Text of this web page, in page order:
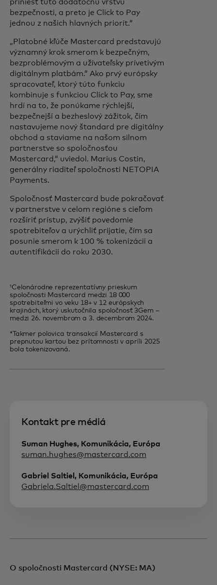
priniesť túto dodatočnú vrstvu
bezpečnosti, a preto je Click to Pay
jednou z našich hlavných priorít.“
„Platobné kľúče Mastercard predstavujú
významný krok smerom k bezpečným,
bezproblémovým a užívateľsky prívetivým
digitálnym platbám.“ Ako prvý európsky
spracovateľ, ktorý túto funkciu
kombinuje s funkciou Click to Pay, sme
hrdí na to, že ponúkame rýchlejší,
bezpečnejší a bezheslový zážitok, čím
nastavujeme nový štandard pre digitálny
obchod a staviame na našom silnom
partnerstve so spoločnosťou
Mastercard,“ uviedol. Marius Costin,
generálny riaditeľ spoločnosti NETOPIA
Payments.
Spoločnosť Mastercard bude pokračovať
v partnerstve v celom regióne s cieľom
rozšíriť prístup, zvýšiť povedomie
spotrebiteľov a urýchliť prijatie, čím sa
posunie smerom k 100 % tokenizácii a
autentifikácii do roku 2030.
¹Celonárodne reprezentatívny prieskum
spoločnosti Mastercard medzi 18 000
spotrebiteľmi vo veku 18+ v 12 európskych
krajinách, ktorý uskutočnila spoločnosť 3Gem –
medzi 26. novembrom a 3. decembrom 2024.
*Takmer polovica transakcií Mastercard s
prepnutou kartou bez prítomnosti v apríli 2025
bola tokenizovaná.
Kontakt pre médiá
Suman Hughes, Komunikácia, Európa
suman.hughes@mastercard.com
Gabriel Saltiel, Komunikácia, Európa
Gabriela.Saltiel@mastercard.com
O spoločnosti Mastercard (NYSE: MA)